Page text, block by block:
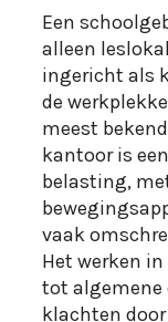
Een
alleen
ingericht als
de
meest
kantoor is
belasting,
vaak
Het werken
tot
klachten